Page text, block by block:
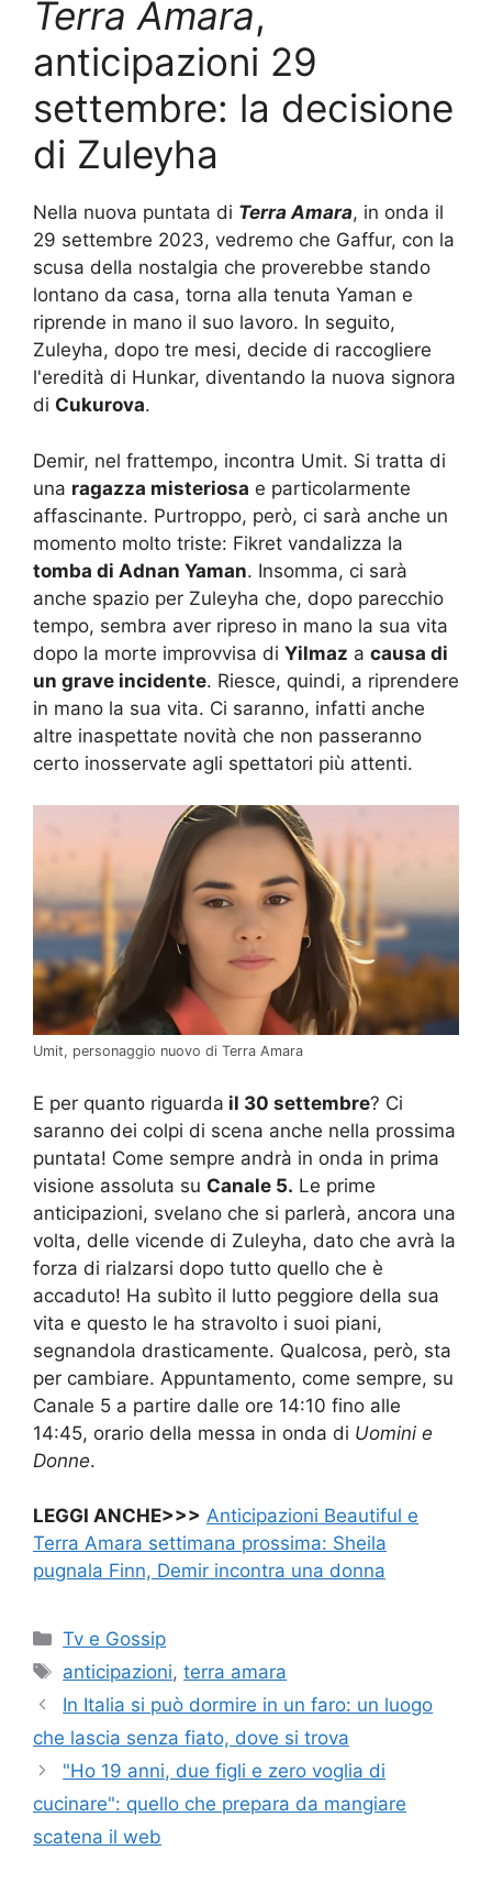
Terra Amara,
anticipazioni 29
settembre: la decisione
di Zuleyha
Nella nuova puntata di Terra Amara, in onda il
29 settembre 2023, vedremo che Gaffur, con la
scusa della nostalgia che proverebbe stando
lontano da casa, torna alla tenuta Yaman e
riprende in mano il suo lavoro. In seguito,
Zuleyha, dopo tre mesi, decide di raccogliere
l'eredità di Hunkar, diventando la nuova signora
di Cukurova.
Demir, nel frattempo, incontra Umit. Si tratta di
una ragazza misteriosa e particolarmente
affascinante. Purtroppo, però, ci sarà anche un
momento molto triste: Fikret vandalizza la
tomba di Adnan Yaman. Insomma, ci sarà
anche spazio per Zuleyha che, dopo parecchio
tempo, sembra aver ripreso in mano la sua vita
dopo la morte improvvisa di Yilmaz a causa di
un grave incidente. Riesce, quindi, a riprendere
in mano la sua vita. Ci saranno, infatti anche
altre inaspettate novità che non passeranno
certo inosservate agli spettatori più attenti.
Umit, personaggio nuovo di Terra Amara
E per quanto riguarda il 30 settembre? Ci
saranno dei colpi di scena anche nella prossima
puntata! Come sempre andrà in onda in prima
visione assoluta su Canale 5. Le prime
anticipazioni, svelano che si parlerà, ancora una
volta, delle vicende di Zuleyha, dato che avrà la
forza di rialzarsi dopo tutto quello che è
accaduto! Ha subìto il lutto peggiore della sua
vita e questo le ha stravolto i suoi piani,
segnandola drasticamente. Qualcosa, però, sta
per cambiare. Appuntamento, come sempre, su
Canale 5 a partire dalle ore 14:10 fino alle
14:45, orario della messa in onda di Uomini e
Donne.
LEGGI ANCHE>>> Anticipazioni Beautiful e
Terra Amara settimana prossima: Sheila
pugnala Finn, Demir incontra una donna
Categorie
Tv e Gossip
Tag
anticipazioni,terra amara
In Italia si può dormire in un faro: un luogo
che lascia senza fiato, dove si trova
"Ho 19 anni, due figli e zero voglia di
cucinare": quello che prepara da mangiare
scatena il web